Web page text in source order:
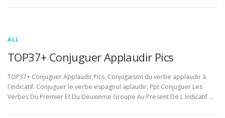
ALL
TOP37+ Conjuguer Applaudir Pics
TOP37+ Conjuguer Applaudir Pics. Conjugaison du verbe applaudir à
l'indicatif. Conjuguer le verbe espagnol aplaudir. Ppt Conjuguer Les
Verbes Du Premier Et Du Deuxieme Groupe Au Present De L Indicatif …